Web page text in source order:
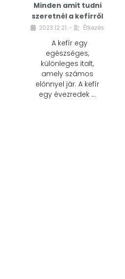
Minden amit tudni
szeretnél a kefírről
2023.12.21. • Étkezés
A kefír egy
egészséges,
különleges italt,
amely számos
előnnyel jár. A kefír
egy évezredek …